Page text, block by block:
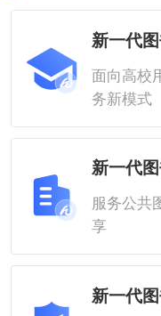
新一代
面向高校
务新模式
新一代
服务公共
享
新一代